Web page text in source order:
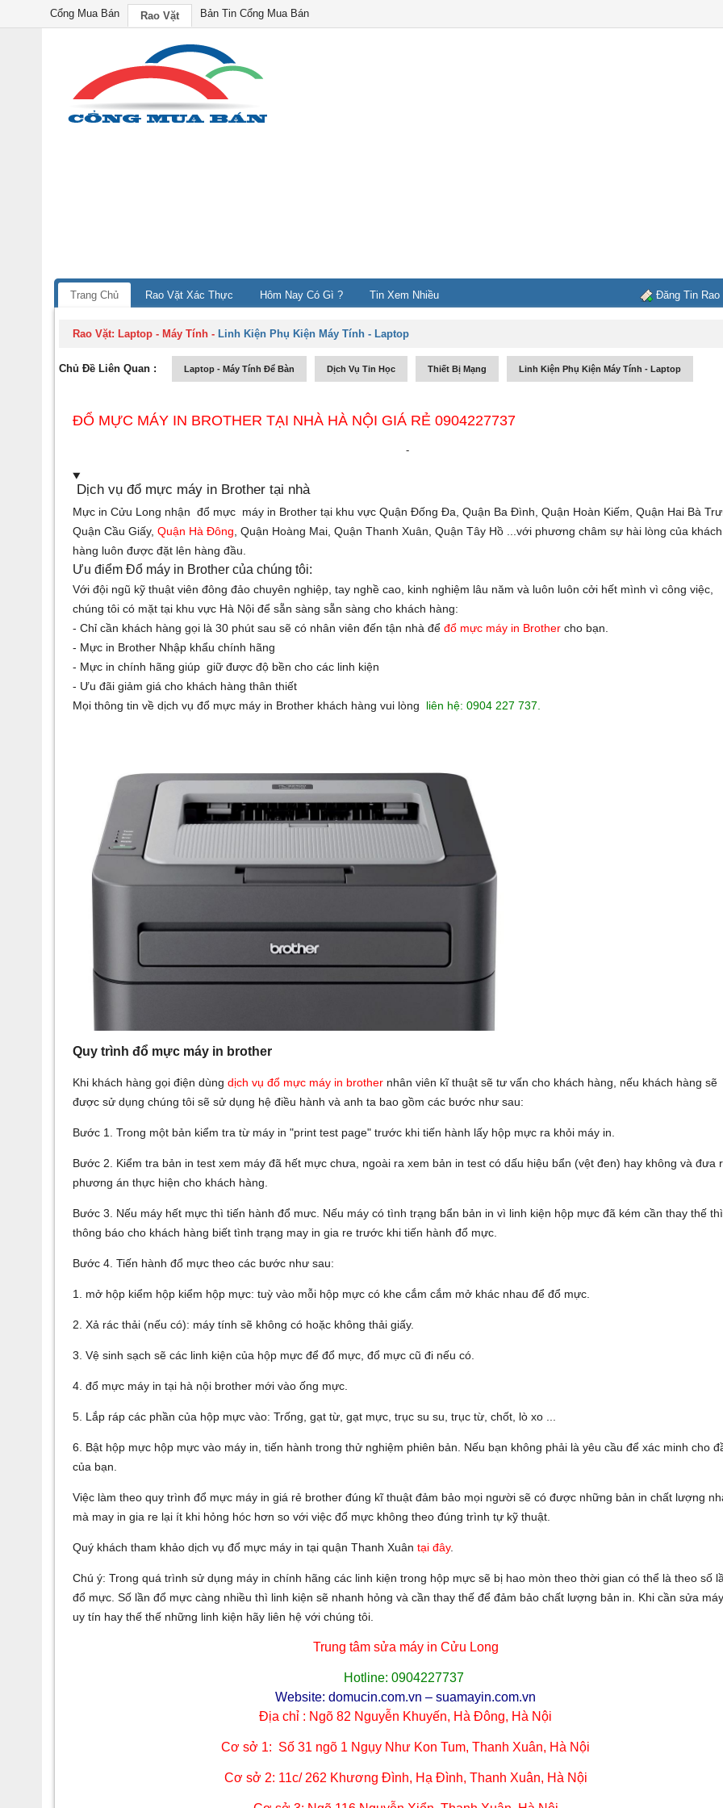
Cổng Mua Bán Rao Vặt Bản Tin Cổng Mua Bán
Trang Chủ Rao Vặt Xác Thực Hôm Nay Có Gì ? Tin Xem Nhiều Đăng Tin Rao
Rao Vặt: Laptop - Máy Tính - Linh Kiện Phụ Kiện Máy Tính - Laptop
Chủ Đề Liên Quan : Laptop - Máy Tính Để Bàn Dịch Vụ Tin Học Thiết Bị Mạng Linh Kiện Phụ Kiện Máy Tính - Laptop
ĐỔ MỰC MÁY IN BROTHER TẠI NHÀ HÀ NỘI GIÁ RẺ 0904227737
-
Dịch vụ đổ mực máy in Brother tại nhà
Mực in Cửu Long nhậnđổ mực máy in Brother tại khu vực Quận Đống Đa, Quận Ba Đình, Quận Hoàn Kiếm, Quận Hai Bà
​​Quận Cầu Giấy,Quận Hà Đông , Quận Hoàng Mai, Quận Thanh Xuân, Quận Tây Hồ ...với phương châm sự hài lòng của khách
hàng luôn được đặt lên hàng đầu.
Ưu điểm Đổ máy in Brother của chúng tôi:
Với đội ngũ kỹ thuật viên đông đảo chuyên nghiệp, tay nghề cao, kinh nghiệm lâu năm và luôn luôn cởi hết mình vì công việc,
chúng tôi có mặt tại khu vực Hà Nội để sẵn sàng sẵn sàng cho khách hàng:
- Chỉ cần khách hàng gọi là 30 phút sau sẽ có nhân viên đến tận nhà đểđổ mực máy in Brother cho bạn.
- Mực in Brother Nhập khẩu chính hãng
- Mực in chính hãng giúp giữ được độ bền cho các linh kiện
- Ưu đãi giảm giá cho khách hàng thân thiết
Mọi thông tin về dịch vụ đổ mực máy in Brother khách hàng vui lòng liên hệ: 0904 227 737.
Quy trình đổ mực máy in brother
Khi khách hàng gọi điện dùngdịch vụ đổ mực máy in brother nhân viên kĩ thuật sẽ tư vấn cho khách hàng, nếu khách hàng sẽ
được sử dụng chúng tôi sẽ sử dụng hệ điều hành và anh ta bao gồm các bước như sau:
Bước 1. Trong một bản kiểm tra từ máy in "print test page" trước khi tiến hành lấy hộp mực ra khỏi máy in.
Bước 2. Kiểm tra bản in test xem máy đã hết mực chưa, ngoài ra xem bản in test có dấu hiệu bẩn (vệt đen) hay không và đưa
phương án thực hiện cho khách hàng.
Bước 3. Nếu máy hết mực thì tiến hành đổ mưc. Nếu máy có tình trạng bẩn bản in vì linh kiện hộp mực đã kém cần thay thế thì
thông báo cho khách hàng biết tình trạng may in gia re trước khi tiến hành đổ mực.
Bước 4. Tiến hành đổ mực theo các bước như sau:
1. mở hộp kiểm hộp kiểm hộp mực: tuỳ vào mỗi hộp mực có khe cắm cắm mở khác nhau để đổ mực.
2. Xả rác thải (nếu có): máy tính sẽ không có hoặc không thải giấy.
3. Vệ sinh sạch sẽ các linh kiện của hộp mực để đổ mực, đổ mực cũ đi nếu có.
4. đổ mực máy in tại hà nội brother mới vào ống mực.
5. Lắp ráp các phần của hộp mực vào: Trống, gạt từ, gạt mực, trục su su, trục từ, chốt, lò xo ...
6. Bật hộp mực hộp mực vào máy in, tiến hành trong thử nghiệm phiên bản. Nếu bạn không phải là yêu cầu để xác minh cho
của bạn.
Việc làm theo quy trình đổ mực máy in giá rẻ brother đúng kĩ thuật đảm bảo mọi người sẽ có được những bản in chất lượng
mà may in gia re lại ít khi hỏng hóc hơn so với việc đổ mực không theo đúng trình tự kỹ thuật.
Quý khách tham khảo dịch vụ đổ mực máy in tại quận Thanh Xuântại đây.
Chú ý: Trong quá trình sử dụng máy in chính hãng các linh kiện trong hộp mực sẽ bị hao mòn theo thời gian có thể là theo số
đổ mực. Số lần đổ mực càng nhiều thì linh kiện sẽ nhanh hỏng và cần thay thế để đảm bảo chất lượng bản in. Khi cần sửa
uy tín hay thế thế những linh kiện hãy liên hệ với chúng tôi.
Trung tâm sửa máy in Cửu Long
Hotline:0904227737
Website: domucin.com.vn – suamayin.com.vn
Địa chỉ : Ngõ 82 Nguyễn Khuyến, Hà Đông, Hà Nội
Cơ sở 1: Số 31 ngõ 1 Ngụy Như Kon Tum, Thanh Xuân, Hà Nội
Cơ sở 2: 11c/ 262 Khương Đình, Hạ Đình, Thanh Xuân, Hà Nội